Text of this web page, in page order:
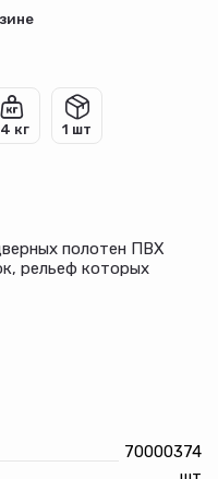
кг 1 шт
полотен ПВХ
рельеф которых
Покрытие
дверного полотна.
– МДФ.
полотен – ПВХ 3D.70000374